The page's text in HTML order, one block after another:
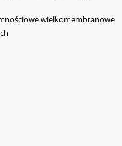
wielkomembranowe